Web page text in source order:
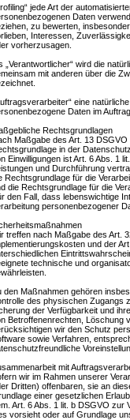
jede Art der
Daten
zu bewerten,
Interessen,
vorherzusagen.
„Verantwortlicher“ wird die
mit anderen über die
eine
Daten im
Rechtsgrundlagen
Maßgabe des Art. 13
in der
Einwilligungen ist Art. 6 Abs. 1
und Durchführung
Rechtsgrundlage für die
die Rechtsgrundlage für die
den Fall, dass lebenswichtige
personenbezogener
treffen nach Maßgabe des Art.
und der
technische und
den Maßnahmen gehören
des physischen Zugangs
der Verfügbarkeit und
Betroffenenrechten, Löschung
wir den Schutz
sowie Verfahren,
mit
wir im Rahmen unserer
Dritten) offenbaren, sie an
einer gesetzlichen
Art. 6 Abs. 1 lit. b DSGVO zur
vorsieht oder auf Grundlage